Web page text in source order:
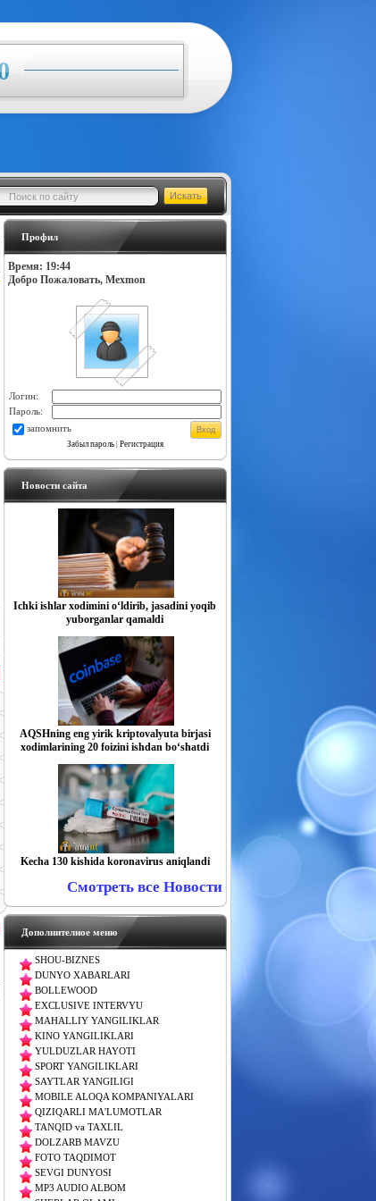
Профил
Время: 19:44
Добро Пожаловать, Mexmon
Логин:
Пароль:
запомнить
Забыл пароль| Регистрация
Новости сайта
Ichki ishlar xodimini o‘ldirib, jasadini yoqib
yuborganlar qamaldi
AQSHning eng yirik kriptovalyuta birjasi
xodimlarining 20 foizini ishdan bo‘shatdi
Kecha 130 kishida koronavirus aniqlandi
Смотреть все Новости
Дополнителное меню
SHOU-BIZNES
DUNYO XABARLARI
BOLLEWOOD
EXCLUSIVE INTERVYU
MAHALLIY YANGILIKLAR
KINO YANGILIKLARI
YULDUZLAR HAYOTI
SPORT YANGILIKLARI
SAYTLAR YANGILIGI
MOBILE ALOQA KOMPANIYALARI
QIZIQARLI MA'LUMOTLAR
TANQID va TAXLIL
DOLZARB MAVZU
FOTO TAQDIMOT
SEVGI DUNYOSI
MP3 AUDIO ALBOM